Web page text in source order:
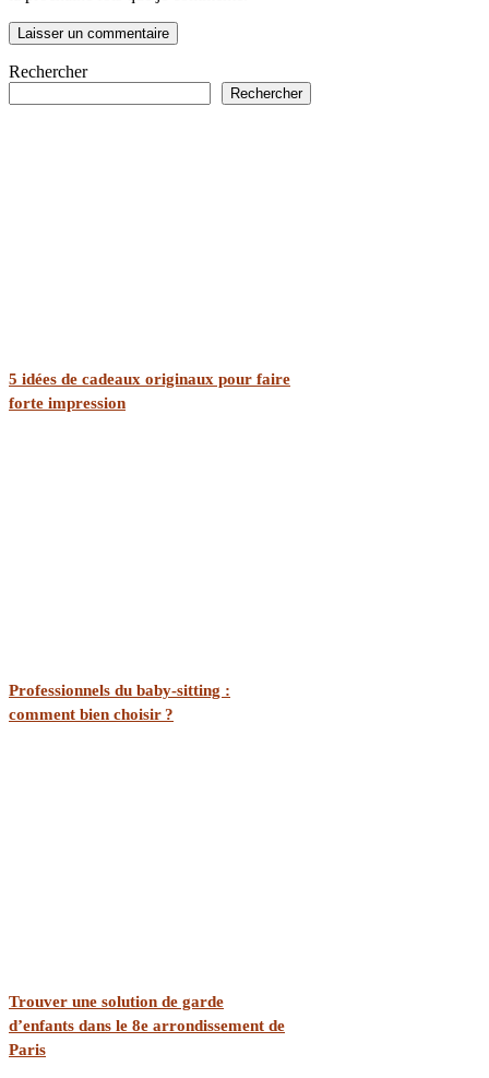
Laisser un commentaire
Rechercher
Rechercher
5 idées de cadeaux originaux pour faire
forte impression
Professionnels du baby-sitting :
comment bien choisir ?
Trouver une solution de garde
d’enfants dans le 8e arrondissement de
Paris